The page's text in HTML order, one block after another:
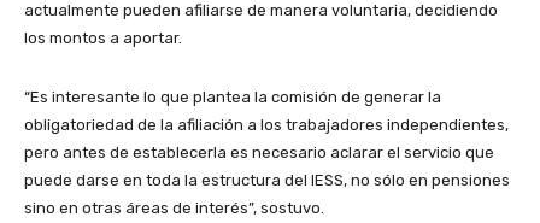
actualmente pueden afiliarse de manera voluntaria, decidiendo
los montos a aportar.
“Es interesante lo que plantea la comisión de generar la
obligatoriedad de la afiliación a los trabajadores independientes,
pero antes de establecerla es necesario aclarar el servicio que
puede darse en toda la estructura del IESS, no sólo en pensiones
sino en otras áreas de interés”, sostuvo.